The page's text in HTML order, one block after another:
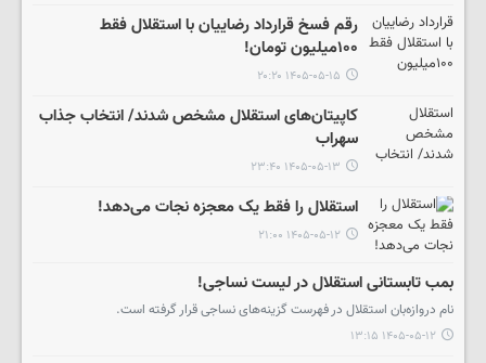
رقم فسخ قرارداد رضاییان با استقلال فقط
۱۰۰میلیون تومان!
۱۴۰۵-۰۵-۱۵ ۲۰:۲۰
کاپیتان‌های استقلال مشخص شدند/ انتخاب جذاب
سهراب
۱۴۰۵-۰۵-۱۳ ۲۳:۴۰
استقلال را فقط یک معجزه نجات می‌دهد!
۱۴۰۵-۰۵-۱۲ ۲۱:۰۰
بمب تابستانی استقلال در لیست نساجی!
نام دروازه‌بان استقلال در فهرست گزینه‌های نساجی قرار گرفته است.
۱۴۰۵-۰۵-۱۲ ۱۳:۱۵